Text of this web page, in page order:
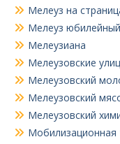
Мелеуз на
Мелеуз юбилейный
Мелеузиана
Мелеузовские
Мелеузовский
Мелеузовский
Мелеузовский
Мобилизационная